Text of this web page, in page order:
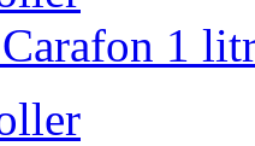
Carafon 1